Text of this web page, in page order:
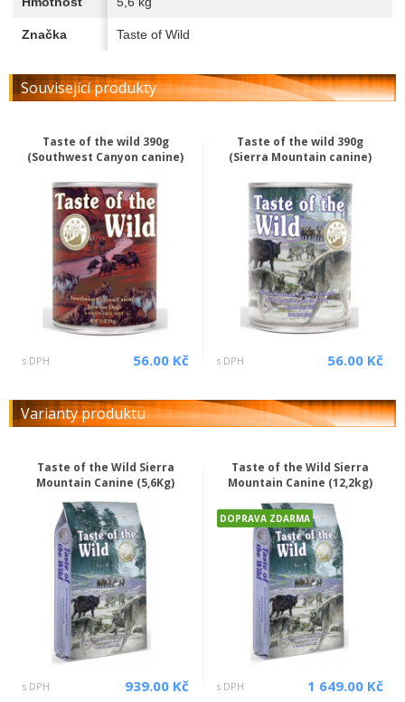
Značka Taste of Wild
Související produkty
Taste of the wild 390g
(Southwest Canyon canine)
s DPH 56.00 Kč
Taste of the wild 390g
(Sierra Mountain canine)
s DPH 56.00 Kč
Varianty produktu
Taste of the Wild Sierra
Mountain Canine (5,6Kg)
s DPH 939.00 Kč
Taste of the Wild Sierra
Mountain Canine (12,2kg)
DOPRAVA ZDARMA
s DPH 1 649.00 Kč